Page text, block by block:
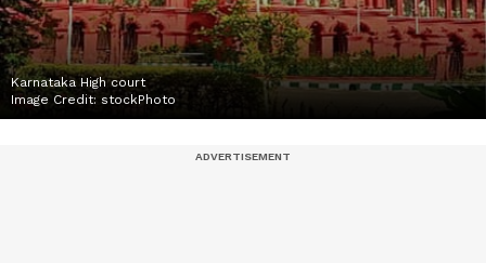
Karnataka High court
Image Credit: stockPhoto